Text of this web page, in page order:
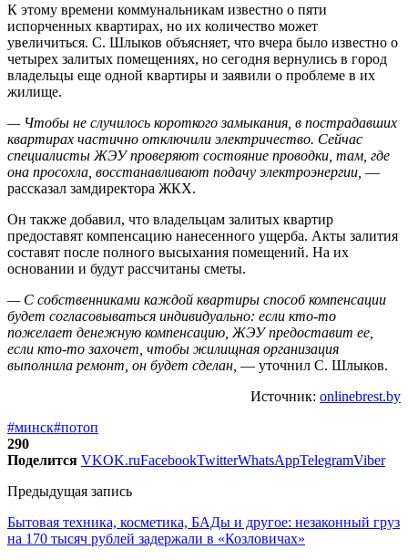
К этому времени коммунальникам известно о пяти
испорченных квартирах, но их количество может
увеличиться. С. Шлыков объясняет, что вчера было известно о
четырех залитых помещениях, но сегодня вернулись в город
владельцы еще одной квартиры и заявили о проблеме в их
жилище.
— Чтобы не случилось короткого замыкания, в пострадавших
квартирах частично отключили электричество. Сейчас
специалисты ЖЭУ проверяют состояние проводки, там, где
она просохла, восстанавливают подачу электроэнергии, —
рассказал замдиректора ЖКХ.
Он также добавил, что владельцам залитых квартир
предоставят компенсацию нанесенного ущерба. Акты залития
составят после полного высыхания помещений. На их
основании и будут рассчитаны сметы.
— С собственниками каждой квартиры способ компенсации
будет согласовываться индивидуально: если кто-то
пожелает денежную компенсацию, ЖЭУ предоставит ее,
если кто-то захочет, чтобы жилищная организация
выполнила ремонт, он будет сделан, — уточнил С. Шлыков.
Источник: onlinebrest.by
#минск#потоп
290
Поделится VKOK.ruFacebookTwitterWhatsAppTelegramViber
Предыдущая запись
Бытовая техника, косметика, БАДы и другое: незаконный груз
на 170 тысяч рублей задержали в «Козловичах»